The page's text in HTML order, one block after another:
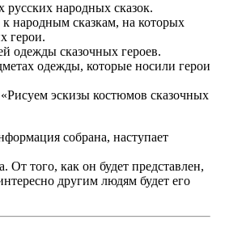
русских народных сказок.
народным сказкам, на которых
герои.
одежды сказочных героев.
одежды, которые носили герои
эскизы костюмов сказочных
собрана, наступает
От того, как он будет представлен,
другим людям будет его